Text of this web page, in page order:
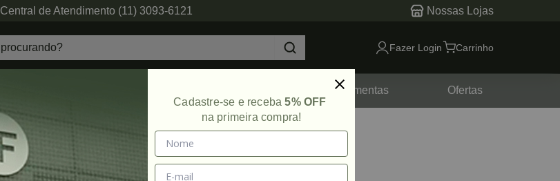
Central de Atendimento (11) 3093-6121 Nossas Lojas
Fazer Login Carrinho
Ferramentas Ofertas
Cadastre-se e receba5% OFF
na primeira compra!